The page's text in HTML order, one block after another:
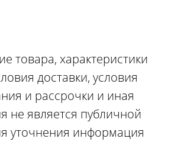
товара, характеристики
доставки, условия
и рассрочки и иная
не является публичной
уточнения информация